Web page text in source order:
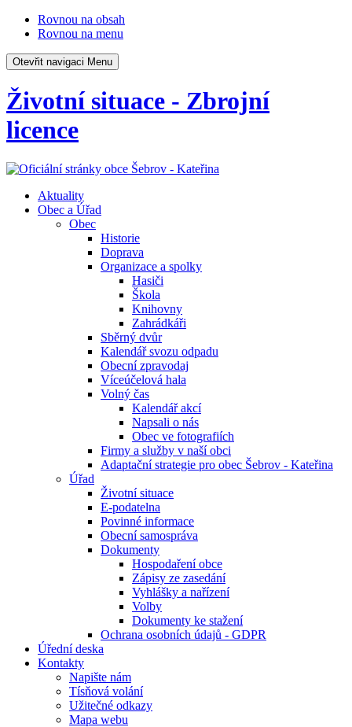
Rovnou na obsah
Rovnou na menu
Otevřit navigaci Menu
Životní situace - Zbrojní
licence
Aktuality
Obec a Úřad
Obec
Historie
Doprava
Organizace a spolky
Hasiči
Škola
Knihovny
Zahrádkáři
Sběrný dvůr
Kalendář svozu odpadu
Obecní zpravodaj
Víceúčelová hala
Volný čas
Kalendář akcí
Napsali o nás
Obec ve fotografiích
Firmy a služby v naší obci
Adaptační strategie pro obec Šebrov - Kateřina
Úřad
Životní situace
E-podatelna
Povinné informace
Obecní samospráva
Dokumenty
Hospodaření obce
Zápisy ze zasedání
Vyhlášky a nařízení
Volby
Dokumenty ke stažení
Ochrana osobních údajů - GDPR
Úřední deska
Kontakty
Napište nám
Tísňová volání
Užitečné odkazy
Mapa webu